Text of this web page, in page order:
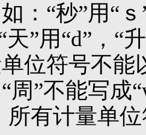
：“秒”用“
天”用“d”，“
位符号不能
周”不能写成
所有计量单